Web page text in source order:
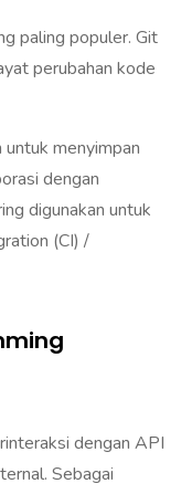
paling populer. Git
perubahan kode
menyimpan
dengan
digunakan untuk
(CI) /
dengan API
Sebagai